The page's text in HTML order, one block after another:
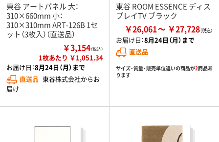
東谷 アートパネル 大：
310×660mm 小：
310×310mm ART-126B 1セ
ット（3枚入）（直送品）
￥3,154（税込）
1枚あたり ￥1,051.34
お届け日：8月24日（月）まで
直送品 東谷株式会社からお
届け
東谷 ROOM ESSENCE ディス
プレイTV ブラック
￥26,061 ￥27,728
お届け日：8月24日（月）まで
直送品
サイズ・質量・販売単位違いの商品が2商品あ
ります